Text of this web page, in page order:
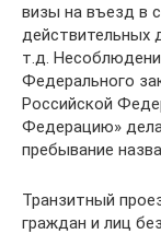
визы на въезд в
действительных
т.д.
Федерального
Российской
Федерацию»
пребывание
Транзитный
граждан и лиц